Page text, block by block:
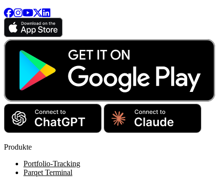
Produkte
Portfolio-Tracking
Parqet Terminal